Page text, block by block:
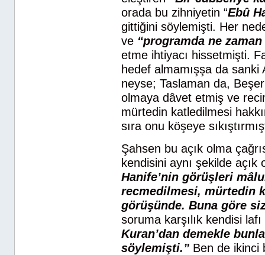
orada bu zihniyetin “Ebû
gittiğini söylemişti. Her
ve “programda ne
etme ihtiyacı hissetmişti.
hedef almamışşa da sanki
neyse; Taslaman da,
olmaya dâvet etmiş ve
mürtedin katledilmesi
sıra onu köşeye
Şahsen bu açık olma
kendisini aynı şekilde
Hanife’nin görüşleri
recmedilmesi, mürtedin
görüşünde. Buna göre
soruma karşılık kendisi
Kuran’dan demekle
söylemişti.” Ben de ikinci